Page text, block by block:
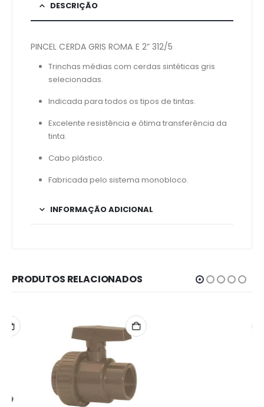
DESCRIÇÃO
PINCEL CERDA GRIS ROMA E 2” 312/5
Trinchas médias com cerdas sintéticas gris
selecionadas.
Indicada para todos os tipos de tintas.
Excelente resistência e ótima transferência da
tinta.
Cabo plástico.
Fabricada pelo sistema monobloco.
INFORMAÇÃO ADICIONAL
PRODUTOS RELACIONADOS